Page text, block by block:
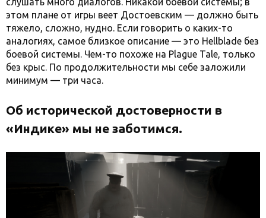
этом плане от игры веет Достоевским — должно быть
тяжело, сложно, нудно. Если говорить о каких-то
аналогиях, самое близкое описание — это Hellblade без
боевой системы. Чем-то похоже на Plague Tale, только
без крыс. По продолжительности мы себе заложили
минимум — три часа.
Об исторической достоверности в
«Индике» мы не заботимся.